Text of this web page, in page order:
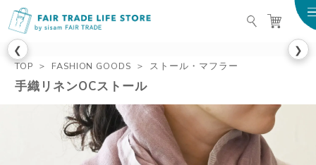
FAIR TRADE LIFE
❮ ❯
TOP FASHION GOODS ストール・マフラー
手織リネンOCストール